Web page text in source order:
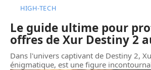
HIGH-TECH
Le guide ultime pour
offres de Xur Destiny 2
Dans l'univers captivant de Destiny 2,
énigmatique, est une figure